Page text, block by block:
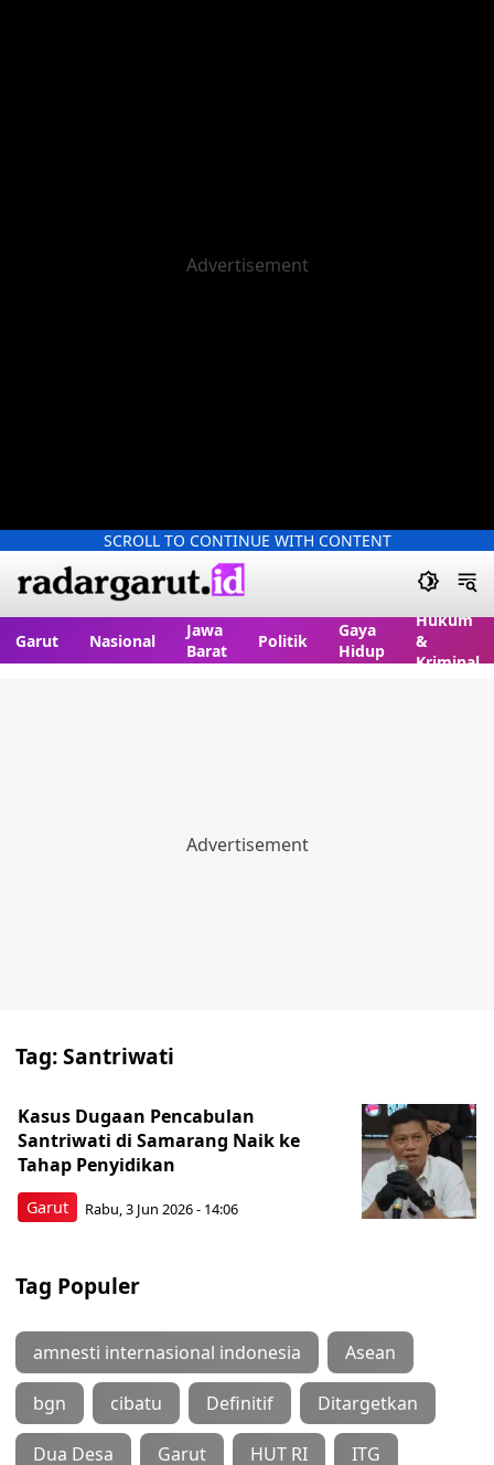
SCROLL TO CONTINUE WITH CONTENT
Garut Nasional
Jawa
Barat
Politik
Gaya
Hidup
Hukum
&
Kriminal
Tag:Santriwati
Garut
Kasus Dugaan Pencabulan
Santriwati di Samarang Naik ke
Tahap Penyidikan
Rabu, 3 Jun 2026 - 14:06
Tag Populer
amnesti internasional indonesia Asean
bgn cibatu Definitif Ditargetkan
Dua Desa Garut HUT RI ITG